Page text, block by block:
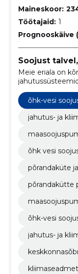
Maineskoor:
Töötajaid: 1
Prognooskäive
Soojust
Meie eriala on
õhk-vesi
jahutus- ja
õhk vesi
põrandaküte
põrandakütte
õhk-vesi
jahutus- ja